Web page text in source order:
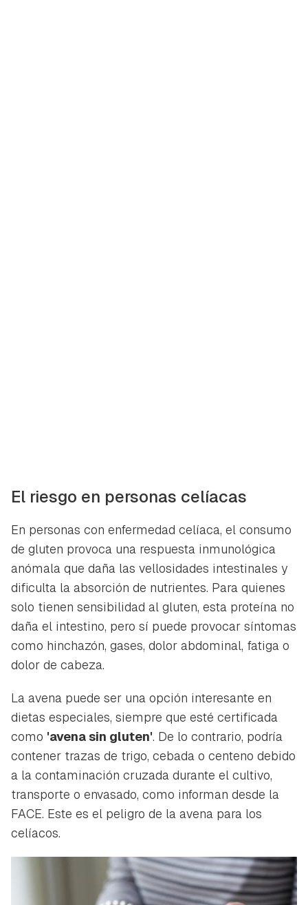
El riesgo en personas celíacas
En personas con enfermedad celíaca, el consumo
de gluten provoca una respuesta inmunológica
anómala que daña las vellosidades intestinales y
dificulta la absorción de nutrientes. Para quienes
solo tienen sensibilidad al gluten, esta proteína no
daña el intestino, pero sí puede provocar síntomas
como hinchazón, gases, dolor abdominal, fatiga o
dolor de cabeza.
La avena puede ser una opción interesante en
dietas especiales, siempre que esté certificada
como 'avena sin gluten'. De lo contrario, podría
contener trazas de trigo, cebada o centeno debido
a la contaminación cruzada durante el cultivo,
transporte o envasado, como informan desde la
FACE. Este es el peligro de la avena para los
celíacos.